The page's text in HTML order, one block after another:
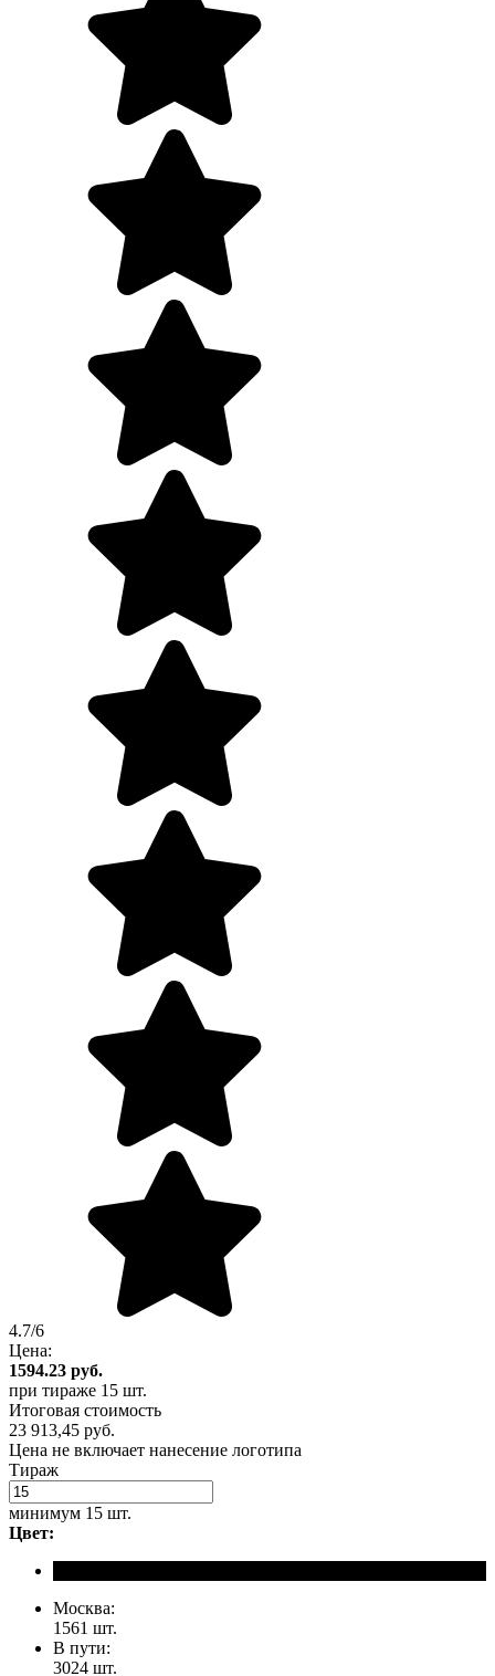
4.7/6
Цена:
1594.23 руб.
при тираже 15 шт.
Итоговая стоимость
23 913,45 руб.
Цена не включает нанесение логотипа
Тираж
минимум 15 шт.
Цвет:
Москва:
1561 шт.
В пути:
3024 шт.